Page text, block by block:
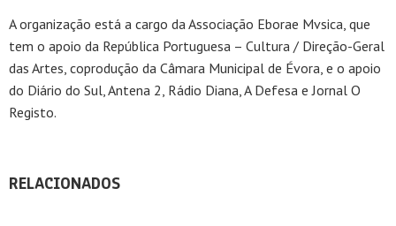
A organização está a cargo da Associação Eborae Mvsica, que
tem o apoio da República Portuguesa – Cultura / Direção-Geral
das Artes, coprodução da Câmara Municipal de Évora, e o apoio
do Diário do Sul, Antena 2, Rádio Diana, A Defesa e Jornal O
Registo.
RELACIONADOS